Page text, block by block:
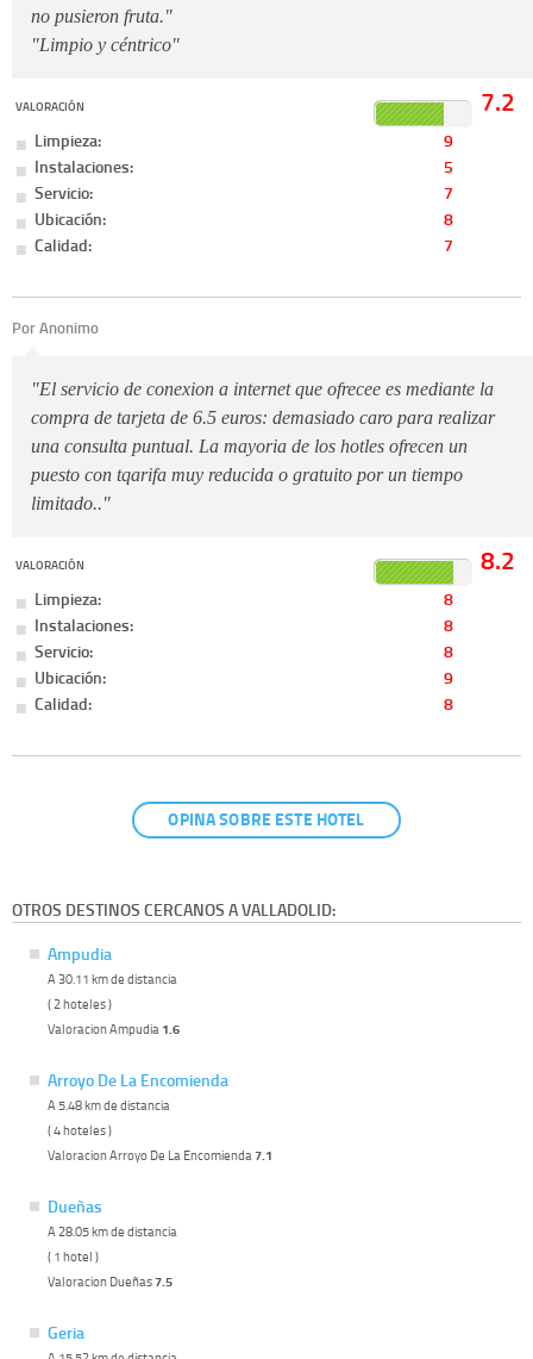
no pusieron fruta."
"Limpio y céntrico"
VALORACIÓN 7.2
Limpieza:
9
Instalaciones:
5
Servicio:
7
Ubicación:
8
Calidad:
7
Por Anonimo
"El servicio de conexion a internet que ofrecee es mediante la
compra de tarjeta de 6.5 euros: demasiado caro para realizar
una consulta puntual. La mayoria de los hotles ofrecen un
puesto con tqarifa muy reducida o gratuito por un tiempo
limitado.."
VALORACIÓN 8.2
Limpieza:
8
Instalaciones:
8
Servicio:
8
Ubicación:
9
Calidad:
8
OPINA SOBRE ESTE HOTEL
OTROS DESTINOS CERCANOS A VALLADOLID:
Ampudia
A 30.11 km de distancia
( 2 hoteles )
Valoracion Ampudia 1.6
Arroyo De La Encomienda
A 5.48 km de distancia
( 4 hoteles )
Valoracion Arroyo De La Encomienda7.1
Dueñas
A 28.05 km de distancia
( 1 hotel )
Valoracion Dueñas7.5
Geria